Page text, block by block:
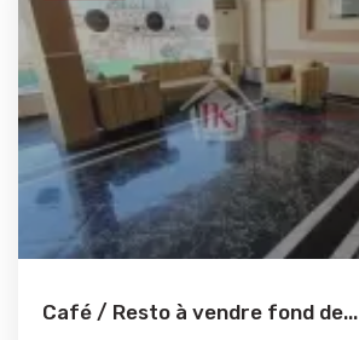
Café / Resto à vendre fond de...